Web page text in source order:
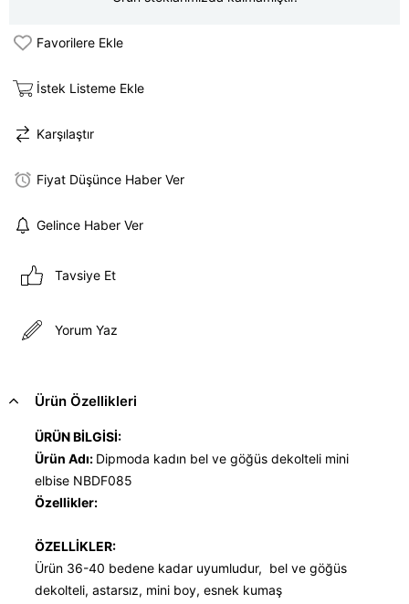
Favorilere Ekle
İstek Listeme Ekle
Karşılaştır
Fiyat Düşünce Haber Ver
Gelince Haber Ver
Tavsiye Et
Yorum Yaz
Ürün Özellikleri
ÜRÜN BİLGİSİ:
Ürün Adı: Dipmoda kadın bel ve göğüs dekolteli mini
elbise NBDF085
Özellikler:
ÖZELLİKLER:
Ürün 36-40 bedene kadar uyumludur, bel ve göğüs
dekolteli, astarsız, mini boy, esnek kumaş